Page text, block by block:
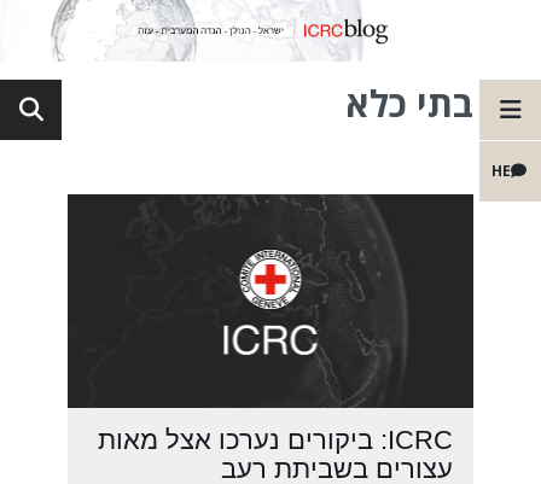
HE
בתי כלא
ICRC: ביקורים נערכו אצל מאות
עצורים בשביתת רעב